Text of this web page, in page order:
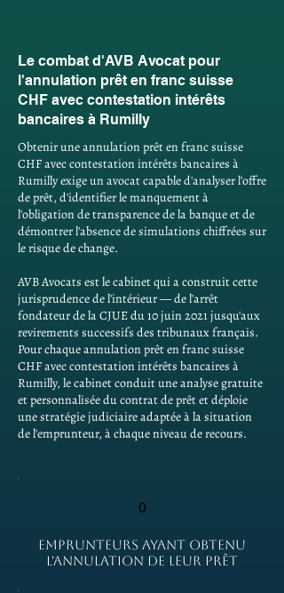
Le combat d'AVB Avocat pour
l'annulation prêt en franc suisse
CHF avec contestation intérêts
bancaires à Rumilly
Obtenir une annulation prêt en franc suisse
CHF avec contestation intérêts bancaires à
Rumilly exige un avocat capable d'analyser l'offre
de prêt, d'identifier le manquement à
l'obligation de transparence de la banque et de
démontrer l'absence de simulations chiffrées sur
le risque de change.
AVB Avocats est le cabinet qui a construit cette
jurisprudence de l'intérieur — de l'arrêt
fondateur de la CJUE du 10 juin 2021 jusqu'aux
revirements successifs des tribunaux français.
Pour chaque annulation prêt en franc suisse
CHF avec contestation intérêts bancaires à
Rumilly, le cabinet conduit une analyse gratuite
et personnalisée du contrat de prêt et déploie
une stratégie judiciaire adaptée à la situation
de l'emprunteur, à chaque niveau de recours.
0
EMPRUNTEURS AYANT OBTENU
L'ANNULATION DE LEUR PRÊT